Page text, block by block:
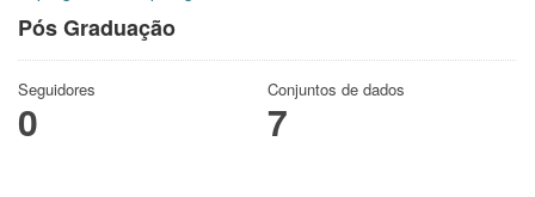
Pós Graduação
Seguidores
0
Conjuntos de dados
7